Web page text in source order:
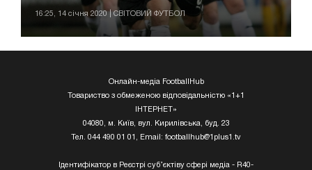
16:25, 14 січня 2020 | СВІТОВИЙ ФУТБОЛ
Онлайн-медіа FootballHub
Товариство з обмеженою відповідальністю «1+1
ІНТЕРНЕТ»
04080, м. Київ, вул. Кирилівська, буд. 23
Тел. 044 490 01 01, Email: footballhub@1plus1.tv
Ідентифікатор в Реєстрі суб’єктіву сфері медіа - R40-